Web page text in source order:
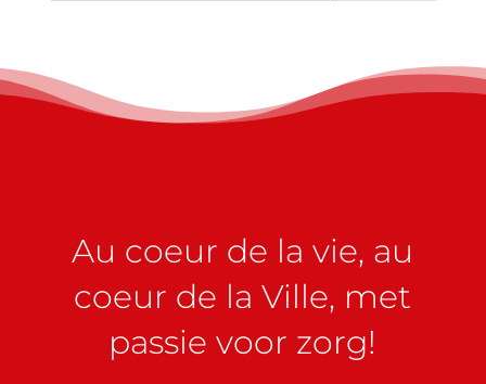
Au coeur de la vie, au
coeur de la Ville, met
passie voor zorg!